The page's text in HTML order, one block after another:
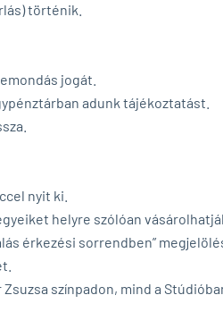
történik.
jogát.
adunk tájékoztatást.
nyit ki.
helyre szólóan
érkezési sorrendben”
színpadon, mind a